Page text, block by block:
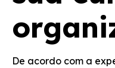
De acordo com a